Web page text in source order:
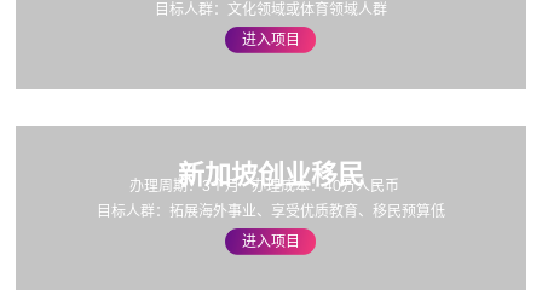
目标人群：文化领域或体育领域人群
进入项目
新加坡创业移民
办理周期：3个月
办理成本：40万人民币
目标人群：拓展海外事业、享受优质教育、移民预算低
进入项目